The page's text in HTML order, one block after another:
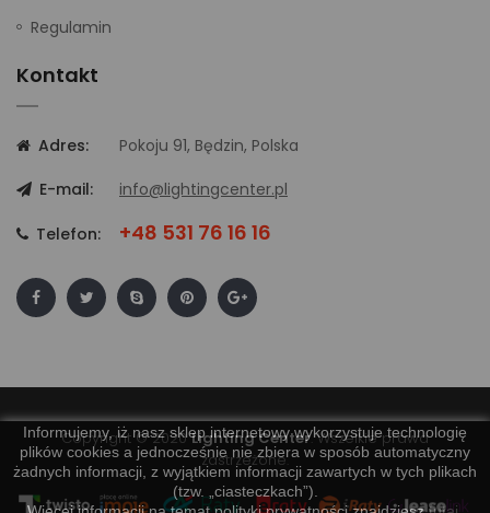
Informujemy, iż nasz sklep internetowy wykorzystuje technologię
plików cookies a jednocześnie nie zbiera w sposób automatyczny
żadnych informacji, z wyjątkiem informacji zawartych w tych plikach
(tzw. „ciasteczkach”).
Regulamin
Kontakt
Adres:
Pokoju 91, Będzin, Polska
E-mail:
info@lightingcenter.pl
Telefon: +48 531 76 16 16
Copyright © 2020Lighting Center. Wszelkie prawa
zastrzeżone.